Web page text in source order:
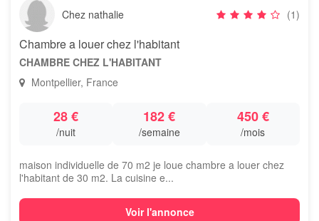
Chez nathalie (1)
Chambre a louer chez l'habitant
CHAMBRE CHEZ L'HABITANT
Montpellier, France
28 €
/nuit
182 €
/semaine
450 €
/mois
maison individuelle de 70 m2 je loue chambre a louer chez
l'habitant de 30 m2. La cuisine e...
Voir l'annonce